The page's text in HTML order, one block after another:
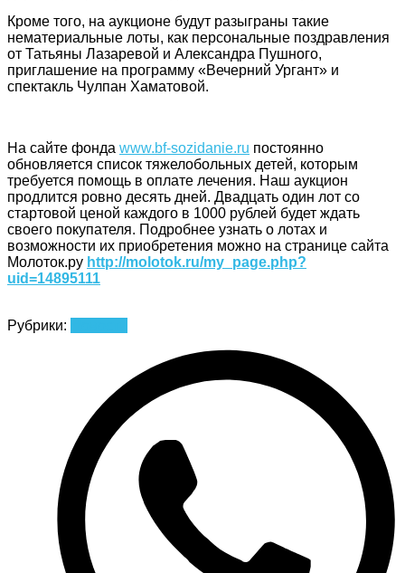
Кроме того, на аукционе будут разыграны такие
нематериальные лоты, как персональные поздравления
от Татьяны Лазаревой и Александра Пушного,
приглашение на программу «Вечерний Ургант» и
спектакль Чулпан Хаматовой.
На сайте фонда www.bf-sozidanie.ru постоянно
обновляется список тяжелобольных детей, которым
требуется помощь в оплате лечения. Наш аукцион
продлится ровно десять дней. Двадцать один лот со
стартовой ценой каждого в 1000 рублей будет ждать
своего покупателя. Подробнее узнать о лотах и
возможности их приобретения можно на странице сайта
Молоток.ру http://molotok.ru/my_page.php?
uid=14895111
Рубрики: